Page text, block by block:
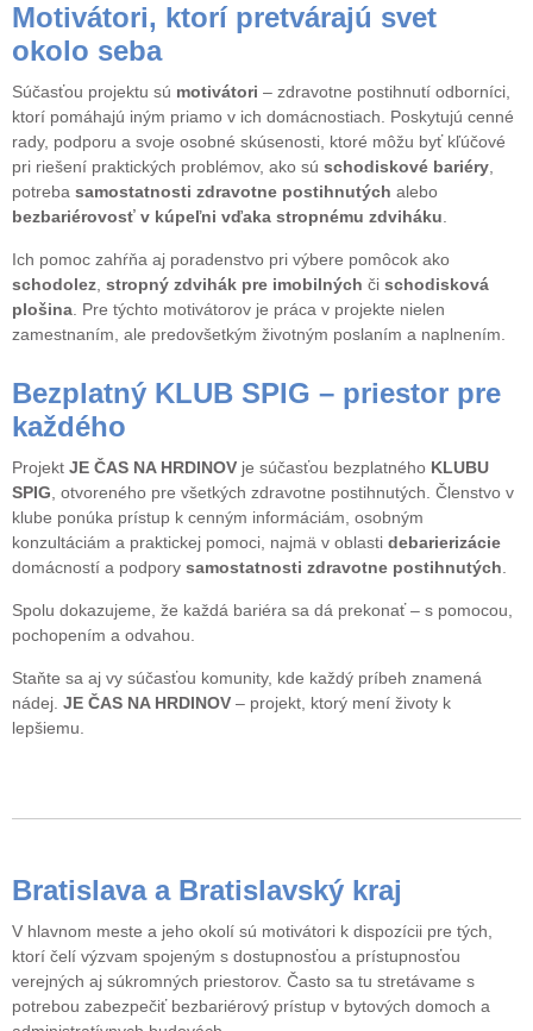
Motivátori, ktorí pretvárajú svet
okolo seba
Súčasťou projektu sú motivátori – zdravotne postihnutí odborníci,
ktorí pomáhajú iným priamo v ich domácnostiach. Poskytujú cenné
rady, podporu a svoje osobné skúsenosti, ktoré môžu byť kľúčové
pri riešení praktických problémov, ako sú schodiskové bariéry
potreba samostatnosti zdravotne postihnutých alebo
bezbariérovosť v kúpeľni vďaka stropnému zdviháku
Ich pomoc zahŕňa aj poradenstvo pri výbere pomôcok ako
schodolez stropný zdvihák pre imobilných či schodisková
plošina . Pre týchto motivátorov je práca v projekte nielen
zamestnaním, ale predovšetkým životným poslaním a naplnením.
Bezplatný KLUB SPIG – priestor pre
každého
Projekt JE ČAS NA HRDINOV je súčasťou bezplatného KLUBU
SPIG , otvoreného pre všetkých zdravotne postihnutých. Členstvo v
klube ponúka prístup k cenným informáciám, osobným
konzultáciám a praktickej pomoci, najmä v oblasti debarierizácie
domácností a podpory samostatnosti zdravotne postihnutých
Spolu dokazujeme, že každá bariéra sa dá prekonať – s pomocou,
pochopením a odvahou.
Staňte sa aj vy súčasťou komunity, kde každý príbeh znamená
nádej. JE ČAS NA HRDINOV – projekt, ktorý mení životy k
lepšiemu.
Bratislava a Bratislavský kraj
V hlavnom meste a jeho okolí sú motivátori k dispozícii pre tých,
ktorí čelí výzvam spojeným s dostupnosťou a prístupnosťou
verejných aj súkromných priestorov. Často sa tu stretávame s
potrebou zabezpečiť bezbariérový prístup v bytových domoch a